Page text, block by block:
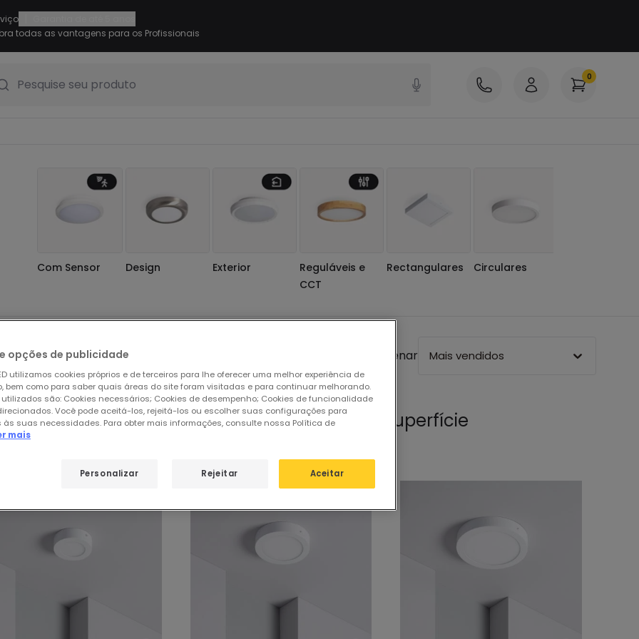
todas as vantagens para os Profissionais
Pesquise seu produto 0
Com Sensor Design Exterior
Reguláveis e
CCT
Rectangulares Circulares
31 de223 produtos Ordenar Mais vendidos
produtos em destaque de Plafons LED de Superfície
opções de publicidade
utilizamos cookies próprios e de terceiros para lhe oferecer uma melhor experiência de
bem como para saber quais áreas do site foram visitadas e para continuar melhorando.
utilizados são: Cookies necessários; Cookies de desempenho; Cookies de funcionalidade
Você pode aceitá-los, rejeitá-los ou escolher suas configurações para
suas necessidades. Para obter mais informações, consulte nossa Política de
mais
Rejeitar Aceitar
Personalizar